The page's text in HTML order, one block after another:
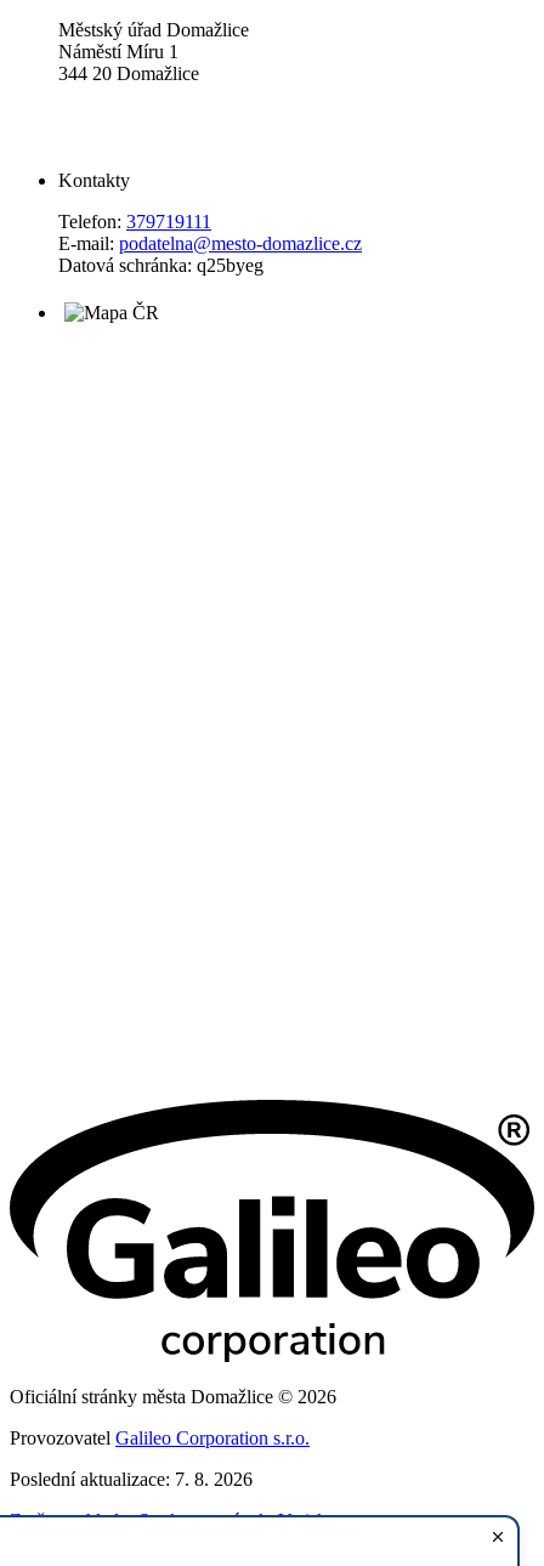
Městský úřad Domažlice
Náměstí Míru 1
344 20 Domažlice
Kontakty
Telefon: 379719111
E-mail: podatelna@mesto-domazlice.cz
Datová schránka: q25byeg
Oficiální stránky města Domažlice © 2026
Provozovatel Galileo Corporation s.r.o.
Poslední aktualizace: 7. 8. 2026
Změna vzhledu,Struktura stránek,Vytisknout